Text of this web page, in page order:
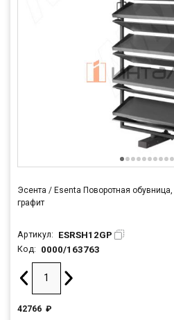
Эсента / Esenta Поворотная
графит
Артикул: ESRSH12GP
Код: 0000/163763
42766 ₽